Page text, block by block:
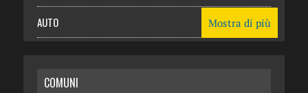
AUTO
RISPARMIO
Mostra di più
COMUNI